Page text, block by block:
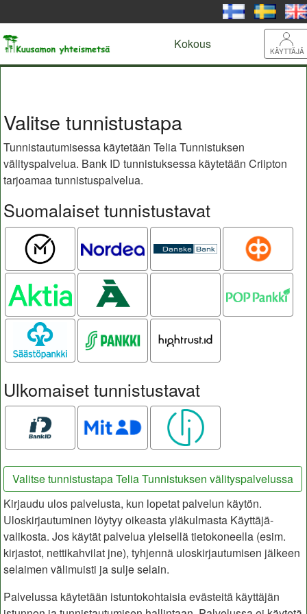
KÄYTTÄJÄ
Kokous
Valitse tunnistustapa
Tunnistautumisessa käytetään Telia Tunnistuksen
välityspalvelua. Bank ID tunnistuksessa käytetään Criipton
tarjoamaa tunnistuspalvelua.
Suomalaiset tunnistustavat
Mobiilivarmenne
Bank
OP
Aktia Ålandsbanken
Säästöpankki S-pankki
Ulkomaiset tunnistustavat
Bank ID MitID Smart ID
Valitse tunnistustapa Telia Tunnistuksen välityspalvelussa
Kirjaudu ulos palvelusta, kun lopetat palvelun käytön.
Uloskirjautuminen löytyy oikeasta yläkulmasta Käyttäjä-
valikosta. Jos käytät palvelua yleisellä tietokoneella (esim.
kirjastot, nettikahvilat jne), tyhjennä uloskirjautumisen jälkeen
selaimen välimuisti ja sulje selain.
Palvelussa käytetään istuntokohtaisia evästeitä käyttäjän